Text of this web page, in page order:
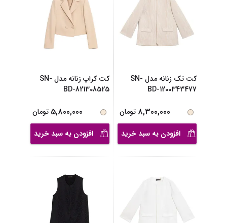
کت تک زنانه مدل SN-
BD-1200343477
8,300,000 تومان
افزودن به سبد خرید
کت کراپ زنانه مدل SN-
BD-821308525
5,800,000 تومان
افزودن به سبد خرید